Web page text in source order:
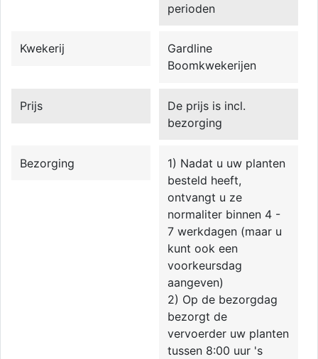
perioden
Kwekerij
Gardline
Boomkwekerijen
Prijs
De prijs is incl.
bezorging
Bezorging
1) Nadat u uw planten
besteld heeft,
ontvangt u ze
normaliter binnen 4 -
7 werkdagen (maar u
kunt ook een
voorkeursdag
aangeven)
2) Op de bezorgdag
bezorgt de
vervoerder uw planten
tussen 8:00 uur 's